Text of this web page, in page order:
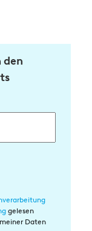
den
gelesen
Daten